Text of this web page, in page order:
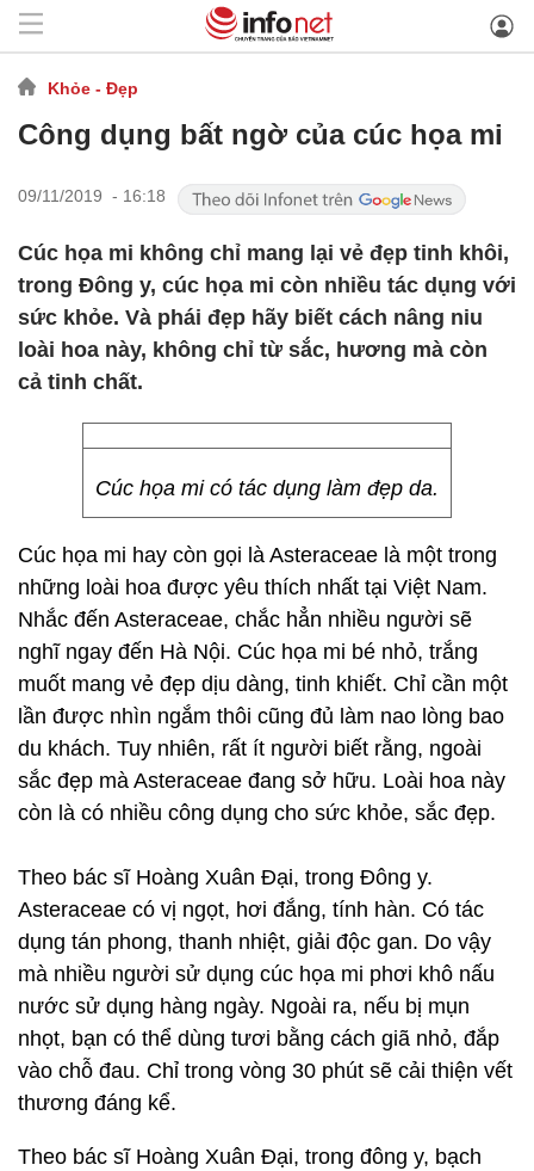
Khỏe - Đẹp
Công dụng bất ngờ của cúc họa mi
09/11/2019 - 16:18
Cúc họa mi không chỉ mang lại vẻ đẹp tinh khôi,
trong Đông y, cúc họa mi còn nhiều tác dụng với
sức khỏe. Và phái đẹp hãy biết cách nâng niu
loài hoa này, không chỉ từ sắc, hương mà còn
cả tinh chất.
Cúc họa mi có tác dụng làm đẹp da.
Cúc họa mi hay còn gọi là Asteraceae là một trong
những loài hoa được yêu thích nhất tại Việt Nam.
Nhắc đến Asteraceae, chắc hẳn nhiều người sẽ
nghĩ ngay đến Hà Nội. Cúc họa mi bé nhỏ, trắng
muốt mang vẻ đẹp dịu dàng, tinh khiết. Chỉ cần một
lần được nhìn ngắm thôi cũng đủ làm nao lòng bao
du khách. Tuy nhiên, rất ít người biết rằng, ngoài
sắc đẹp mà Asteraceae đang sở hữu. Loài hoa này
còn là có nhiều công dụng cho sức khỏe, sắc đẹp.
Theo bác sĩ Hoàng Xuân Đại, trong Đông y.
Asteraceae có vị ngọt, hơi đắng, tính hàn. Có tác
dụng tán phong, thanh nhiệt, giải độc gan. Do vậy
mà nhiều người sử dụng cúc họa mi phơi khô nấu
nước sử dụng hàng ngày. Ngoài ra, nếu bị mụn
nhọt, bạn có thể dùng tươi bằng cách giã nhỏ, đắp
vào chỗ đau. Chỉ trong vòng 30 phút sẽ cải thiện vết
thương đáng kể.
Theo bác sĩ Hoàng Xuân Đại, trong đông y, bạch